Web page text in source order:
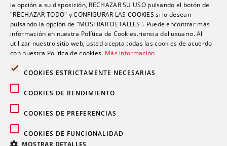
Ardor, hinchazón o dolor abdominal: los síntomas
del sistema Digestivo que no siempre son
inofensivos
Comentarios recientes
la opción a su disposición, RECHAZAR SU USO pulsando el botón de
"RECHAZAR TODO" y CONFIGURAR LAS COOKIES si lo desean
pulsando la opción de "MOSTRAR DETALLES". Puede encontrar más
información en nuestra Política de Cookies.riencia del usuario. Al
utilizar nuestro sitio web, usted acepta todas las cookies de acuerdo
con nuestra Política de cookies. Más información
COOKIES ESTRICTAMENTE NECESARIAS
COOKIES DE RENDIMIENTO
COOKIES DE PREFERENCIAS
COOKIES DE FUNCIONALIDAD
MOSTRAR DETALLES